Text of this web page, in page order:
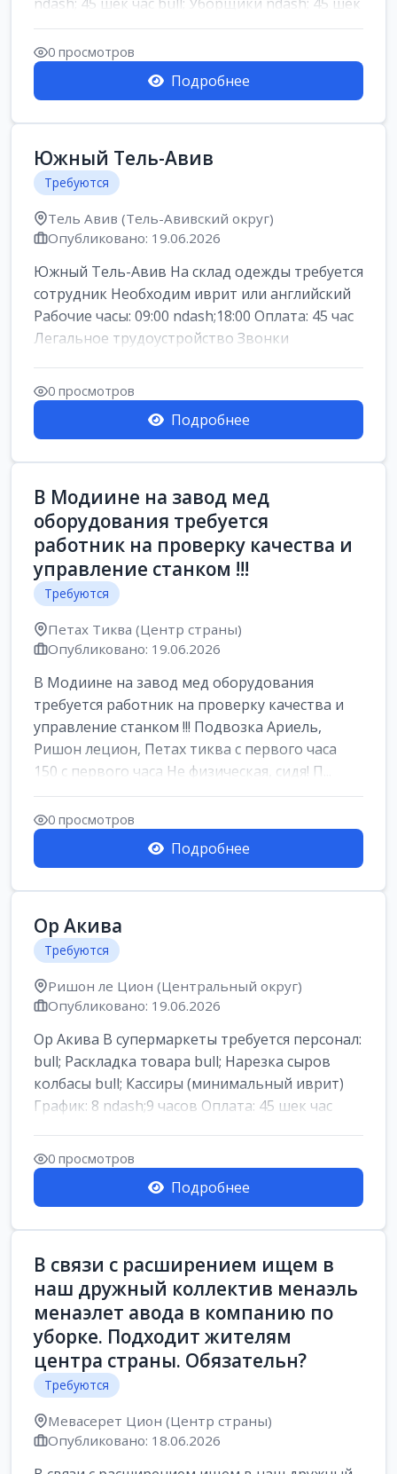
час b...
0 просмотров
Подробнее
Южный Тель-Авив
Требуются
Тель Авив (Тель-Авивский округ)
Опубликовано: 19.06.2026
Южный Тель-Авив На склад одежды требуется
сотрудник Необходим иврит или английский
Рабочие часы: 09:00 ndash;18:00 Оплата: 45 час
Легальное трудоустройство Звонки
0 просмотров
Подробнее
В Модиине на завод мед
оборудования требуется
работник на проверку качества и
управление станком !!!
Требуются
Петах Тиква (Центр страны)
Опубликовано: 19.06.2026
В Модиине на завод мед оборудования
требуется работник на проверку качества и
управление станком !!! Подвозка Ариель,
Ришон лецион, Петах тиква с первого часа
150 с первого часа Не физическая, сидя! П...
0 просмотров
Подробнее
Ор Акива
Требуются
Ришон ле Цион (Центральный округ)
Опубликовано: 19.06.2026
Ор Акива В супермаркеты требуется персонал:
bull; Раскладка товара bull; Нарезка сыров
колбасы bull; Кассиры (минимальный иврит)
График: 8 ndash;9 часов Оплата: 45 шек час
0 просмотров
Подробнее
В связи с расширением ищем в
наш дружный коллектив менаэль
менаэлет авода в компанию по
уборке. Подходит жителям
центра страны. Обязательн?
Требуются
Мевасерет Цион (Центр страны)
Опубликовано: 18.06.2026